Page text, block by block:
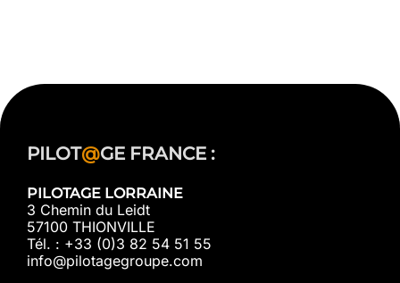
PILOT@GE FRANCE :
PILOTAGE LORRAINE
3 Chemin du Leidt
57100 THIONVILLE
Tél. : +33 (0)3 82 54 51 55
info@pilotagegroupe.com